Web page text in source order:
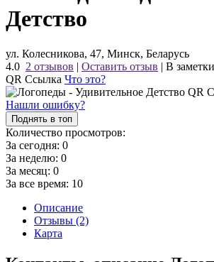
Детство
ул. Колесникова, 47, Минск, Беларусь
4.0 2 отзывов | Оставить отзыв | В заметки
QR Ссылка Что это?
Нашли ошибку?
Поднять в топ
Количество просмотров:
За сегодня: 0
За неделю: 0
За месяц: 0
За все время: 10
Описание
Отзывы (2)
Карта